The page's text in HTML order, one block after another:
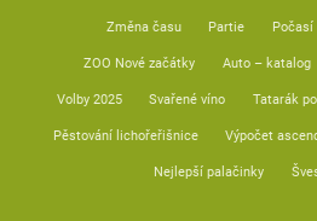
Změna času Partie Počasí
ZOO Nové začátky Auto – katalog
Volby 2025 Svařené víno Tatarák
Pěstování lichořeřišnice Výpočet
Nejlepší palačinky